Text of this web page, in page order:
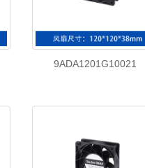
9ADA1201G10021